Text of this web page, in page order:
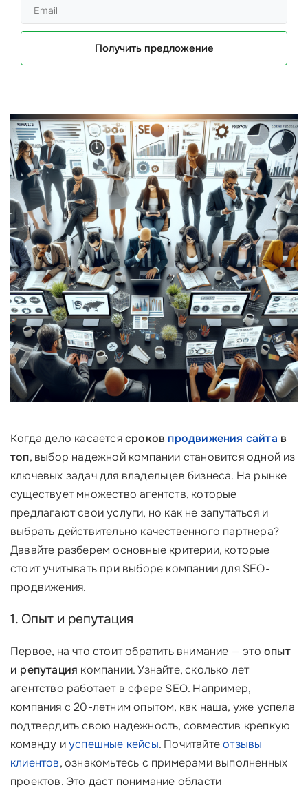
Получить предложение
Когда дело касаетсясроков продвижения сайта в
топ, выбор надежной компании становится одной из
ключевых задач для владельцев бизнеса. На рынке
существует множество агентств, которые
предлагают свои услуги, но как не запутаться и
выбрать действительно качественного партнера?
Давайте разберем основные критерии, которые
стоит учитывать при выборе компании для SEO-
продвижения.
1. Опыт и репутация
Первое, на что стоит обратить внимание — это опыт
и репутация компании. Узнайте, сколько лет
агентство работает в сфере SEO. Например,
компания с 20-летним опытом, как наша, уже успела
подтвердить свою надежность, совместив крепкую
команду иуспешные кейсы. Почитайтеотзывы
клиентов, ознакомьтесь с примерами выполненных
проектов. Это даст понимание области